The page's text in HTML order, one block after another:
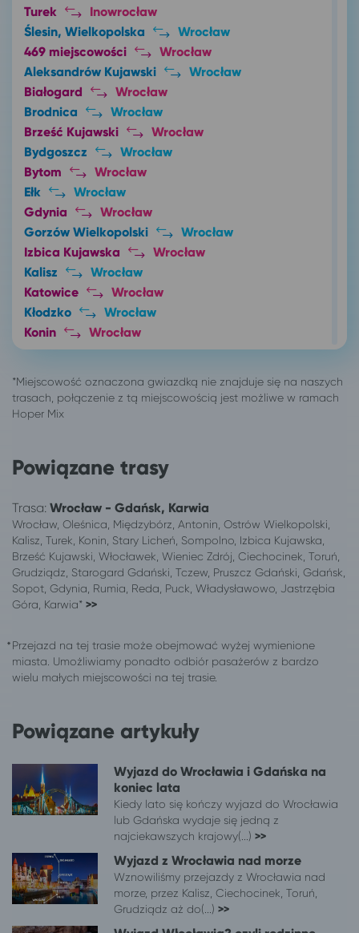
Turek
Inowrocław
Ślesin, Wielkopolska
Wrocław
469 miejscowości
Wrocław
Aleksandrów Kujawski
Wrocław
Białogard
Wrocław
Brodnica
Wrocław
Brześć Kujawski
Wrocław
Bydgoszcz
Wrocław
Bytom
Wrocław
Ełk
Wrocław
Gdynia
Wrocław
Gorzów Wielkopolski
Wrocław
Izbica Kujawska
Wrocław
Kalisz
Wrocław
Katowice
Wrocław
Kłodzko
Wrocław
Konin
Wrocław
Kowal
Wrocław
Łódź
Wrocław
Lubraniec
Mysłowice
Wrocław
Olsztyn
Wrocław
Opole
Wrocław
Ostrów Wielkopolski
Wrocław
Oświęcim
Wrocław
Pabianice
Wrocław
Poznań
Skierniewice
Wrocław
Skwierzyna
Wrocław
Sosnowiec
Wrocław
Świebodzin
Wrocław
Szczecin
Wrocław
Tarnów
Wrocław
Wrocław
Wałcz
Wrocław
Wieniec
Wrocław
Włocławek
Wrocław
Szczawno-Zdrój
Powiązane trasy
Trasa: Wrocław - Gdańsk, Karwia
Wrocław, Oleśnica, Międzybórz, Antonin, Ostrów Wielkopolski,
Kalisz, Turek, Konin, Stary Licheń, Sompolno, Izbica Kujawska,
Brześć Kujawski, Włocławek, Wieniec Zdrój, Ciechocinek, Toruń,
Grudziądz, Starogard Gdański, Tczew, Pruszcz Gdański, Gdańsk,
Sopot, Gdynia, Rumia, Reda, Puck, Władysławowo, Jastrzębia
Góra, Karwia* >>
Przejazd na tej trasie może obejmować wyżej wymienione
miasta. Umożliwiamy ponadto odbiór pasażerów z bardzo
wielu małych miejscowości na tej trasie.
Powiązane artykuły
Wyjazd do Wrocławia i Gdańska na
koniec lata
Kiedy lato się kończy wyjazd do Wrocławia
lub Gdańska wydaje się jedną z
najciekawszych krajowy(...) >>
Wyjazd z Wrocławia nad morze
Wznowiliśmy przejazdy z Wrocławia nad
morze, przez Kalisz, Ciechocinek, Toruń,
Grudziądz aż do(...) >>